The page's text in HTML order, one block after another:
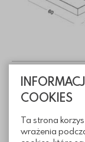
COOKIES
Ta strona
wrażenia
Sposoby